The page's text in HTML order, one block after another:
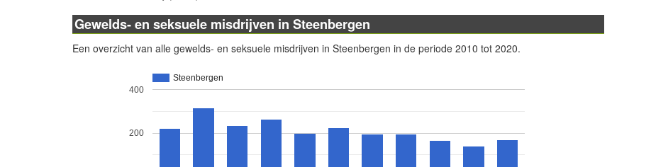
Gewelds- en seksuele misdrijven in Steenbergen
Een overzicht van alle gewelds- en seksuele misdrijven in Steenbergen in de periode 2010 tot 2020.
Steenbergen
200
400